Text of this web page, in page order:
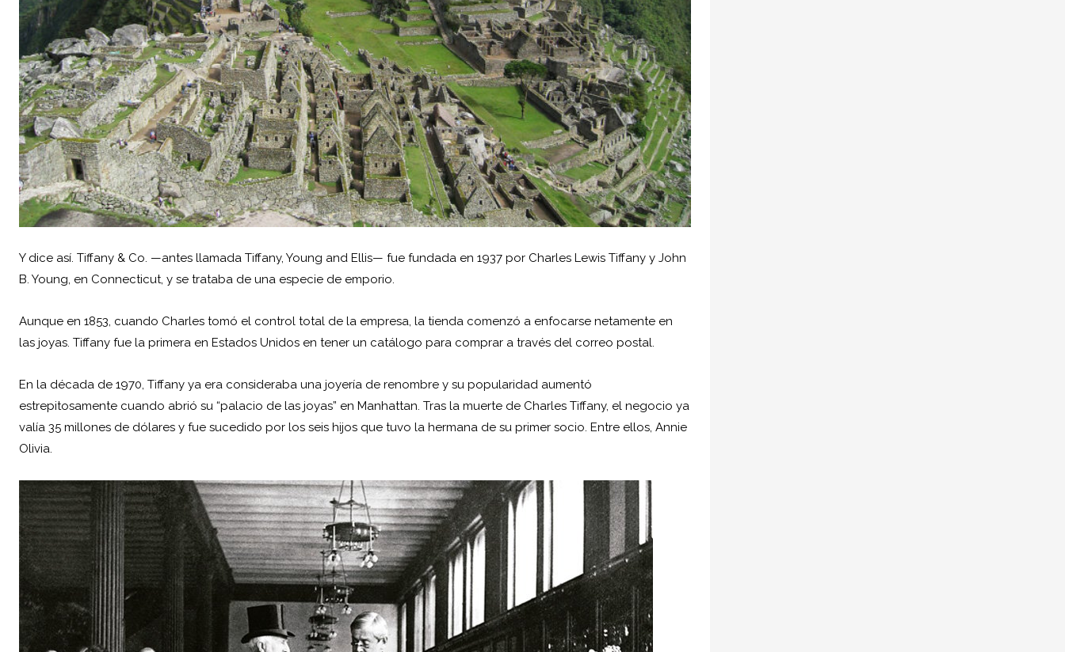
Y dice así. Tiffany & Co. —antes llamada Tiffany, Young and Ellis— fue fundada en 1937 por Charles Lewis Tiffany y John
B. Young, en Connecticut, y se trataba de una especie de emporio.
Aunque en 1853, cuando Charles tomó el control total de la empresa, la tienda comenzó a enfocarse netamente en
las joyas. Tiffany fue la primera en Estados Unidos en tener un catálogo para comprar a través del correo postal.
En la década de 1970, Tiffany ya era consideraba una joyería de renombre y su popularidad aumentó
estrepitosamente cuando abrió su “palacio de las joyas” en Manhattan. Tras la muerte de Charles Tiffany, el negocio ya
valía 35 millones de dólares y fue sucedido por los seis hijos que tuvo la hermana de su primer socio. Entre ellos, Annie
Olivia.